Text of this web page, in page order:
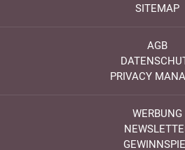
SITEMAP
AGB
PRIVACY
WERBUNG